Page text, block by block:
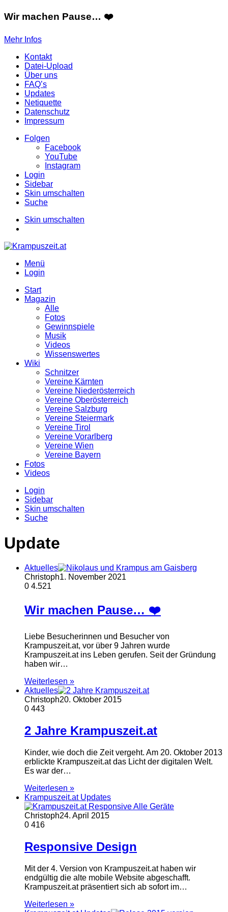
Wir machen Pause… ❤️
Mehr Infos
Kontakt
Datei-Upload
Über uns
FAQ’s
Updates
Netiquette
Datenschutz
Impressum
Folgen
Facebook
YouTube
Instagram
Login
Sidebar
Skin umschalten
Suche
Skin umschalten
Menü
Login
Start
Magazin
Alle
Fotos
Gewinnspiele
Musik
Videos
Wissenswertes
Wiki
Schnitzer
Vereine Kärnten
Vereine Niederösterreich
Vereine Oberösterreich
Vereine Salzburg
Vereine Steiermark
Vereine Tirol
Vereine Vorarlberg
Vereine Wien
Vereine Bayern
Fotos
Videos
Login
Sidebar
Skin umschalten
Suche
Update
Aktuelles
Christoph1. November 2021
0 4.521
Wir machen Pause… ❤️
Liebe Besucherinnen und Besucher von
Krampuszeit.at, vor über 9 Jahren wurde
Krampuszeit.at ins Leben gerufen. Seit der Gründung
haben wir…
Weiterlesen »
Aktuelles
Christoph20. Oktober 2015
0 443
2 Jahre Krampuszeit.at
Kinder, wie doch die Zeit vergeht. Am 20. Oktober 2013
erblickte Krampuszeit.at das Licht der digitalen Welt.
Es war der…
Weiterlesen »
Krampuszeit.at Updates
Christoph24. April 2015
0 416
Responsive Design
Mit der 4. Version von Krampuszeit.at haben wir
endgültig die alte mobile Website abgeschafft.
Krampuszeit.at präsentiert sich ab sofort im…
Weiterlesen »